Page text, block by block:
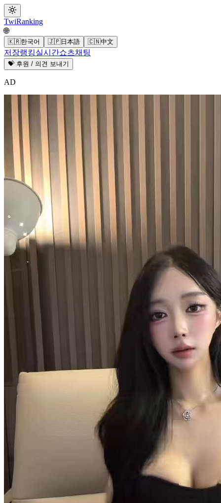
TwiRanking
🌐
🇰🇷한국어 🇯🇵日本語 🇨🇳中文
저장랭킹실시간쇼츠채팅
💝 후원 / 의견 보내기
AD